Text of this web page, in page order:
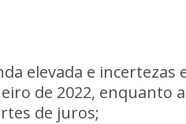
elevada e
de 2022,
de juros;